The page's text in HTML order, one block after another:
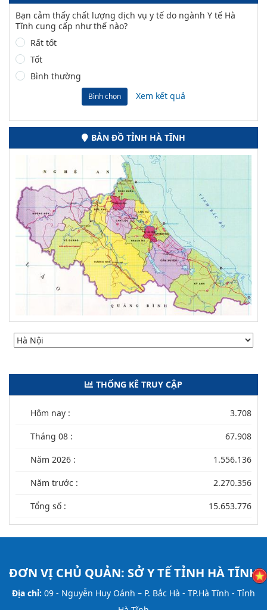
Bạn cảm thấy chất lượng dịch vụ y tế do ngành Y tế Hà
Tĩnh cung cấp như thế nào?
Rất tốt
Tốt
Bình thường
Bình chọn Xem kết quả
BẢN ĐỒ TỈNH HÀ TĨNH
THỐNG KÊ TRUY CẬP
Hôm nay : 3.708
Tháng 08 : 67.908
Năm 2026 : 1.556.136
Năm trước : 2.270.356
Tổng số : 15.653.776
ĐƠN VỊ CHỦ QUẢN: SỞ Y TẾ TỈNH HÀ TĨNH
Địa chỉ: 09 - Nguyễn Huy Oánh – P. Bắc Hà - TP.Hà Tĩnh - Tỉnh